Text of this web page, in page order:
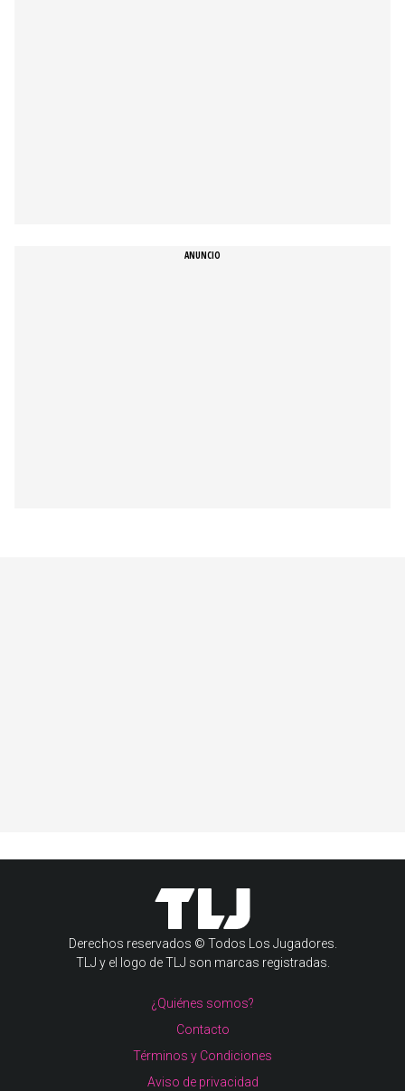
Derechos reservados © Todos Los Jugadores.
TLJ y el logo de TLJ son marcas registradas.
¿Quiénes somos?
Contacto
Términos y Condiciones
Aviso de privacidad